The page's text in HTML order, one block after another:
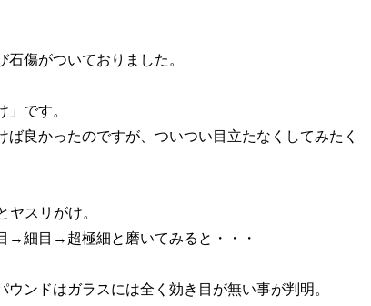
傷がついておりました。
です。
良かったのですが、ついつい目立たなくしてみたく
スリがけ。
→細目→超極細と磨いてみると・・・
ンドはガラスには全く効き目が無い事が判明。